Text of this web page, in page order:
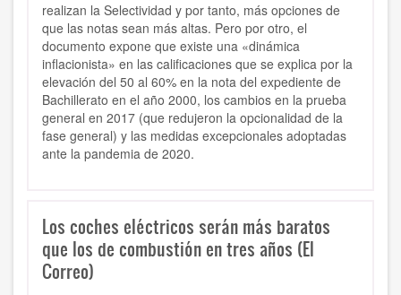
realizan la Selectividad y por tanto, más opciones de
que las notas sean más altas. Pero por otro, el
documento expone que existe una «dinámica
inflacionista» en las calificaciones que se explica por la
elevación del 50 al 60% en la nota del expediente de
Bachillerato en el año 2000, los cambios en la prueba
general en 2017 (que redujeron la opcionalidad de la
fase general) y las medidas excepcionales adoptadas
ante la pandemia de 2020.
Los coches eléctricos serán más baratos
que los de combustión en tres años (El
Correo)